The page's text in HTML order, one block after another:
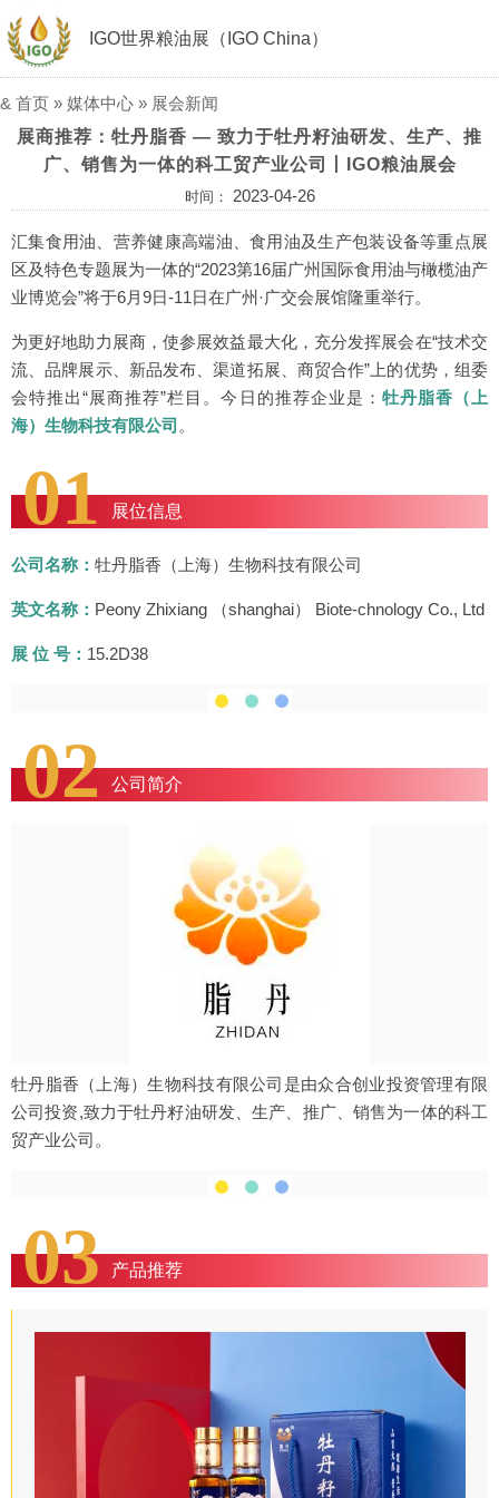
IGO世界粮油展（IGO China）
& 首页 » 媒体中心 » 展会新闻
展商推荐：牡丹脂香 — 致力于牡丹籽油研发、生产、推
广、销售为一体的科工贸产业公司丨IGO粮油展会
时间： 2023-04-26
汇集食用油、营养健康高端油、食用油及生产包装设备等重点展
区及特色专题展为一体的“2023第16届广州国际食用油与橄榄油产
业博览会”将于6月9日-11日在广州·广交会展馆隆重举行。
为更好地助力展商，使参展效益最大化，充分发挥展会在“技术交
流、品牌展示、新品发布、渠道拓展、商贸合作”上的优势，组委
会特推出“展商推荐”栏目。今日的推荐企业是： 牡丹脂香（上
海）生物科技有限公司 。
01 展位信息
公司名称： 牡丹脂香（上海）生物科技有限公司
英文名称： Peony Zhixiang （shanghai） Biote-chnology Co., Ltd
展 位 号： 15.2D38
02 公司简介
牡丹脂香（上海）生物科技有限公司是由众合创业投资管理有限
公司投资,致力于牡丹籽油研发、生产、推广、销售为一体的科工
贸产业公司。
03 产品推荐